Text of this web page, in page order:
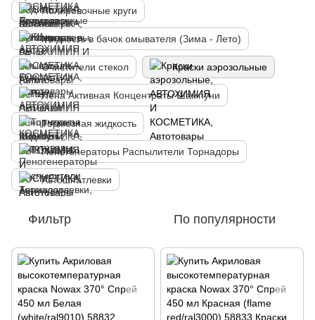
Полировочные круги
Жидкость в бачок омывателя (Зима - Лето)
Очистители стекол Краски аэрозольные
Пена Активная Концентраты Шампуни
Тормозная жидкость
Пеногенераторы Распылители Торнадоры
Автошпатлевки
Фильтр По популярности